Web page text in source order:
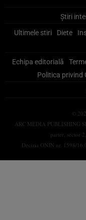
Știri
Ultimele stiri
Diete
Echipa editorială
Politica privind
©
ARC MEDIA PUBLISHING
parter, sector
Decizia ONJN nr. 1598/